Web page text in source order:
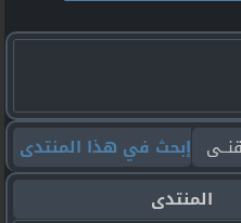
إبحث في هذا المنتدى
المنتدى